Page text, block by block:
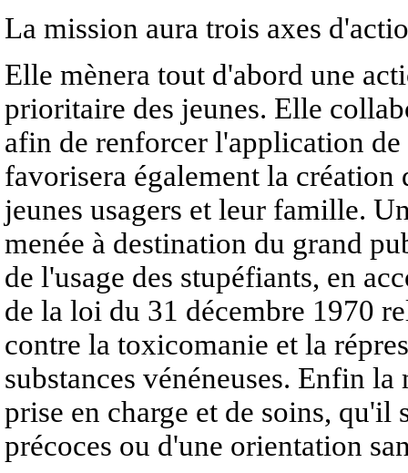
La mission aura trois axes
Elle mènera tout d'abord une
prioritaire des jeunes. Elle
afin de renforcer l'application
favorisera également la
jeunes usagers et leur famille.
menée à destination du grand
de l'usage des stupéfiants, en
de la loi du 31 décembre 1970
contre la toxicomanie et la
substances vénéneuses. Enfin
prise en charge et de soins,
précoces ou d'une orientation